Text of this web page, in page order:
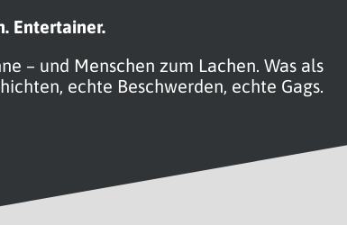
Entertainer.
– und Menschen zum Lachen. Was als
echte Beschwerden, echte Gags.